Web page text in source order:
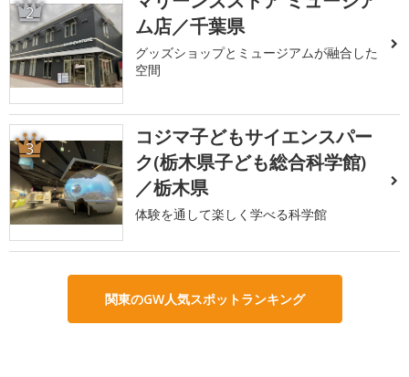
2
ム店／千葉県
グッズショップとミュージアムが融合した
空間
3
コジマ子どもサイエンスパー
ク(栃木県子ども総合科学館)
／栃木県
体験を通して楽しく学べる科学館
関東のGW人気スポットランキング